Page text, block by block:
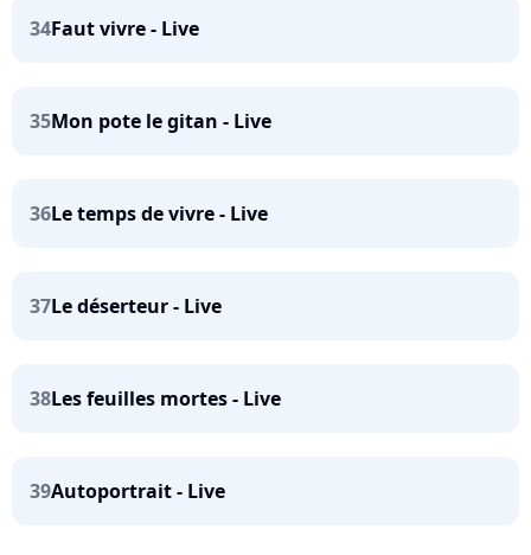
34Faut vivre - Live
35Mon pote le gitan - Live
36Le temps de vivre - Live
37Le déserteur - Live
38Les feuilles mortes - Live
39Autoportrait - Live